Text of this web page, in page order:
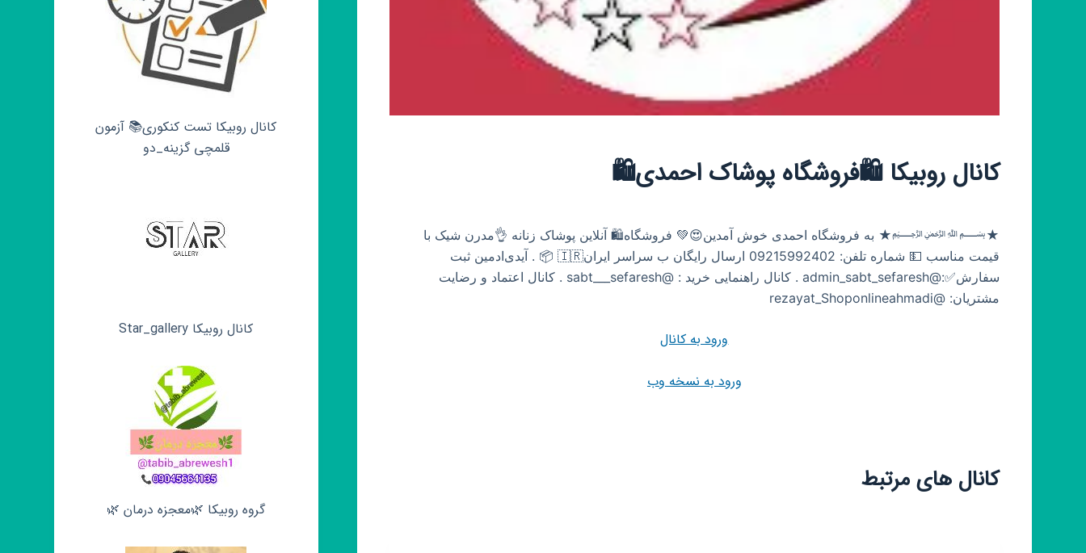
کانال روبیکا 🛍فروشگاه پوشاک احمدی🛍
★﷽★ به فروشگاه احمدی خوش آمدین😍💚 فروشگاه🛍 آنلاین پوشاک زنانه 👌مدرن شیک با
قیمت مناسب 💵 شماره تلفن: 09215992402 ارسال رایگان ب سراسر ایران🇮🇷 📦 . آیدی‌ادمین ثبت
سفارش✅:@admin_sabt_sefaresh . کانال راهنمایی خرید : @sabt___sefaresh . کانال اعتماد و رضایت
مشتریان: @rezayat_Shoponlineahmadi
ورود به کانال
ورود به نسخه وب
کانال های مرتبط
کانال روبیکا تست کنکوری📚 آزمون
قلمچی‌‌ گزینه_دو
کانال روبیکا Star_gallery
گروه روبیکا 🌿معجزه درمان 🌿